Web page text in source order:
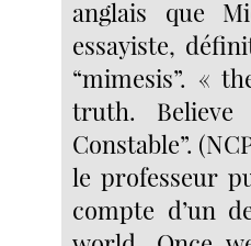
anglais que
essayiste,
“mimesis”. «
truth.
Constable”.
le professeur
compte d’un